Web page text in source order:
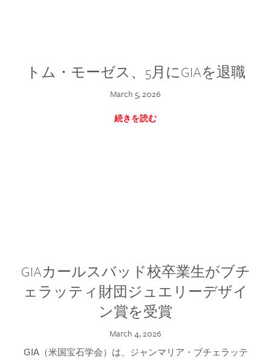
トム・モーゼス、5月にGIAを退職
March 5, 2026
続きを読む
GIAカールスバッド校卒業生がブチ
ェラッティ財団ジュエリーデザイ
ン賞を受賞
March 4, 2026
GIA（米国宝石学会）は、ジャンマリア・ブチェラッテ